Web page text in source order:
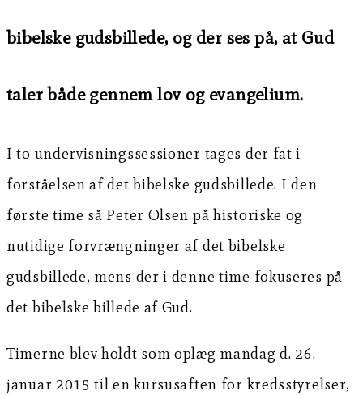
bibelske gudsbillede, og der ses på, at Gud
taler både gennem lov og evangelium.
I to undervisningssessioner tages der fat i
forståelsen af det bibelske gudsbillede. I den
første time så Peter Olsen på historiske og
nutidige forvrængninger af det bibelske
gudsbillede, mens der i denne time fokuseres på
det bibelske billede af Gud.
Timerne blev holdt som oplæg mandag d. 26.
januar 2015 til en kursusaften for kredsstyrelser,